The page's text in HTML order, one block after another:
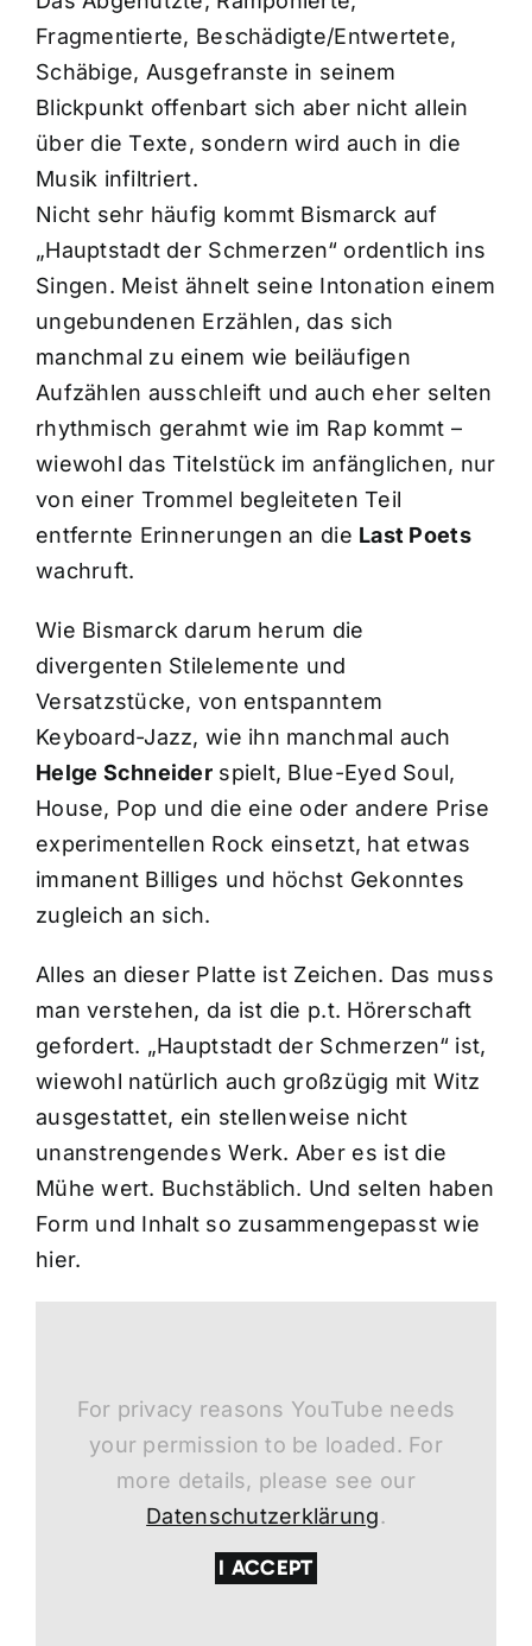
Fragmentierte, Beschädigte/Entwertete,
Schäbige, Ausgefranste in seinem
Blickpunkt offenbart sich aber nicht allein
über die Texte, sondern wird auch in die
Musik infiltriert.
Nicht sehr häufig kommt Bismarck auf
„Hauptstadt der Schmerzen“ ordentlich ins
Singen. Meist ähnelt seine Intonation einem
ungebundenen Erzählen, das sich
manchmal zu einem wie beiläufigen
Aufzählen ausschleift und auch eher selten
rhythmisch gerahmt wie im Rap kommt –
wiewohl das Titelstück im anfänglichen, nur
von einer Trommel begleiteten Teil
entfernte Erinnerungen an die Last Poets
wachruft.
Wie Bismarck darum herum die
divergenten Stilelemente und
Versatzstücke, von entspanntem
Keyboard-Jazz, wie ihn manchmal auch
Helge Schneider spielt, Blue-Eyed Soul,
House, Pop und die eine oder andere Prise
experimentellen Rock einsetzt, hat etwas
immanent Billiges und höchst Gekonntes
zugleich an sich.
Alles an dieser Platte ist Zeichen. Das muss
man verstehen, da ist die p.t. Hörerschaft
gefordert. „Hauptstadt der Schmerzen“ ist,
wiewohl natürlich auch großzügig mit Witz
ausgestattet, ein stellenweise nicht
unanstrengendes Werk. Aber es ist die
Mühe wert. Buchstäblich. Und selten haben
Form und Inhalt so zusammengepasst wie
hier.
For privacy reasons YouTube needs
your permission to be loaded. For
more details, please see our
Datenschutzerklärung.
I ACCEPT